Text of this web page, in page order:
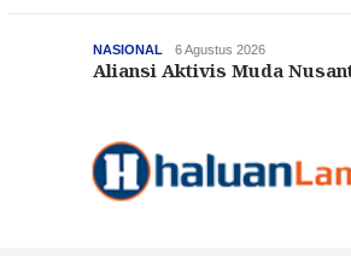
NASIONAL 6 Agustus 2026
Aliansi Aktivis Muda